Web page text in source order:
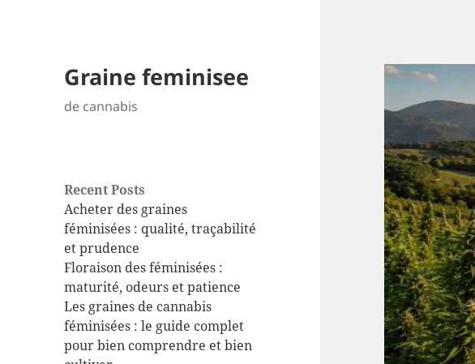
Graine feminisee
de cannabis
Recent Posts
Acheter des graines
féminisées : qualité, traçabilité
et prudence
Floraison des féminisées :
maturité, odeurs et patience
Les graines de cannabis
féminisées : le guide complet
pour bien comprendre et bien